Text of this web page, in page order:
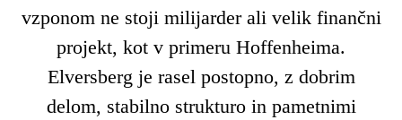
vzponom ne stoji milijarder ali velik finančni
projekt, kot v primeru Hoffenheima.
Elversberg je rasel postopno, z dobrim
delom, stabilno strukturo in pametnimi